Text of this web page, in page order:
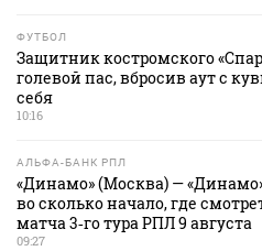
ФУТБОЛ
Защитник костромского
голевой пас, вбросив аут с
себя
10:16
АЛЬФА-БАНК РПЛ
«Динамо» (Москва) —
во сколько начало, где
матча 3‑го тура РПЛ 9 августа
09:27